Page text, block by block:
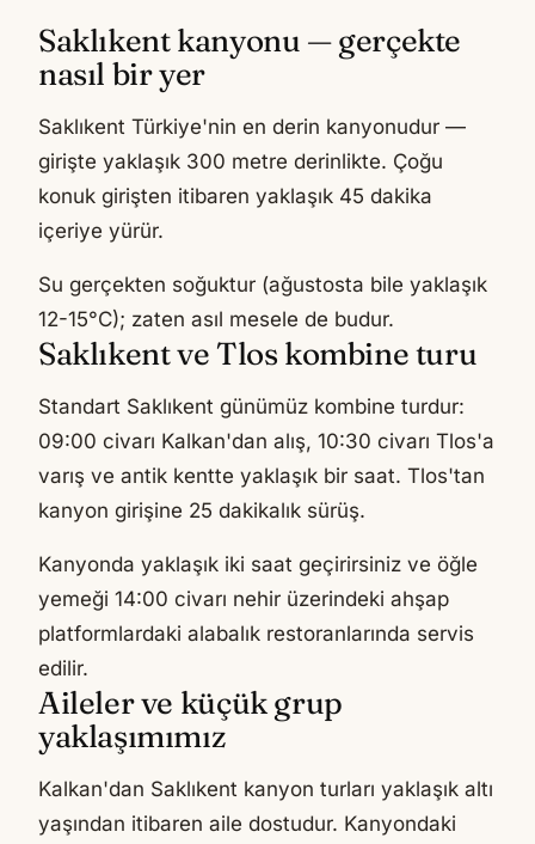
Saklıkent kanyonu — gerçekte
nasıl bir yer
Saklıkent Türkiye'nin en derin kanyonudur —
girişte yaklaşık 300 metre derinlikte. Çoğu
konuk girişten itibaren yaklaşık 45 dakika
içeriye yürür.
Su gerçekten soğuktur (ağustosta bile yaklaşık
12-15°C); zaten asıl mesele de budur.
Saklıkent ve Tlos kombine turu
Standart Saklıkent günümüz kombine turdur:
09:00 civarı Kalkan'dan alış, 10:30 civarı Tlos'a
varış ve antik kentte yaklaşık bir saat. Tlos'tan
kanyon girişine 25 dakikalık sürüş.
Kanyonda yaklaşık iki saat geçirirsiniz ve öğle
yemeği 14:00 civarı nehir üzerindeki ahşap
platformlardaki alabalık restoranlarında servis
edilir.
Aileler ve küçük grup
yaklaşımımız
Kalkan'dan Saklıkent kanyon turları yaklaşık altı
yaşından itibaren aile dostudur. Kanyondaki